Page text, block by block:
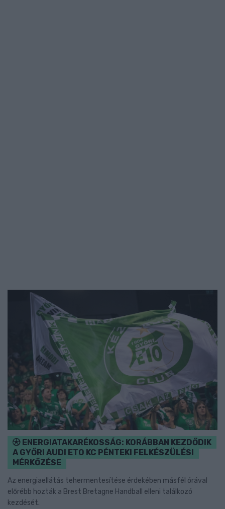
ENERGIATAKARÉKOSSÁG: KORÁBBAN KEZDŐDIK
A GYŐRI AUDI ETO KC PÉNTEKI FELKÉSZÜLÉSI
MÉRKŐZÉSE
Az energiaellátás tehermentesítése érdekében másfél órával
előrébb hozták a Brest Bretagne Handball elleni találkozó
kezdését.